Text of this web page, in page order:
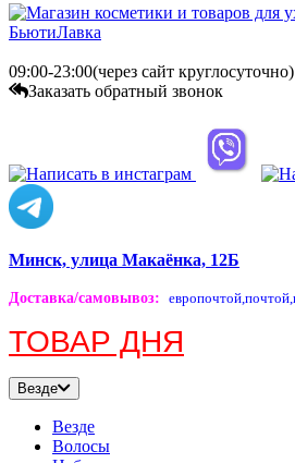
09:00-23:00(через сайт круглосуточно)
Заказать обратный звонок
Минск, улица Макаёнка, 12Б
Доставка/самовывоз: европочтой,почтой,
ТОВАР ДНЯ
Везде
Везде
Волосы